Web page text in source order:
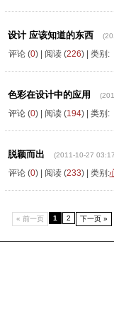
设计 应该知道的东西
评论 (0) | 阅读 (226) | 类别:
色彩在设计中的应用
评论 (0) | 阅读 (194) | 类别:
脱颖而出 (2011-10-27
评论 (0) | 阅读 (233) | 类别:
« 前一页 1 2 下一页 »